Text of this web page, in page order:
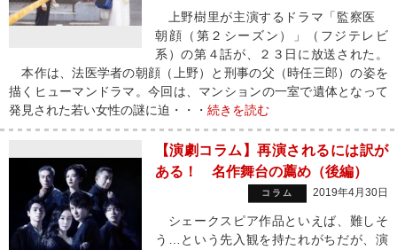
上野樹里が主演するドラマ「監察医
朝顔（第２シーズン）」（フジテレビ
系）の第４話が、２３日に放送された。
本作は、法医学者の朝顔（上野）と刑事の父（時任三郎）の姿を
描くヒューマンドラマ。今回は、マンションの一室で遺体となって
発見された若い女性の謎に迫・・・ 続きを読む
【演劇コラム】再演されるには訳が
ある！ 名作舞台の薦め（後編）
コラム 2019年4月30日
シェークスピア作品といえば、難しそ
う…という先入観を持たれがちだが、演